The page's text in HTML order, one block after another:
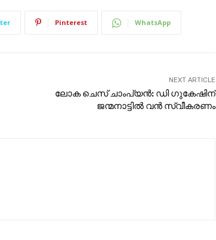
Pinterest WhatsApp
NEXT ARTICLE
ലോക ചെസ് ചാംപ്യൻ: ഡി ഗുകേഷിന്
ജന്മനാട്ടില്‍ വൻ സ്വീകരണം